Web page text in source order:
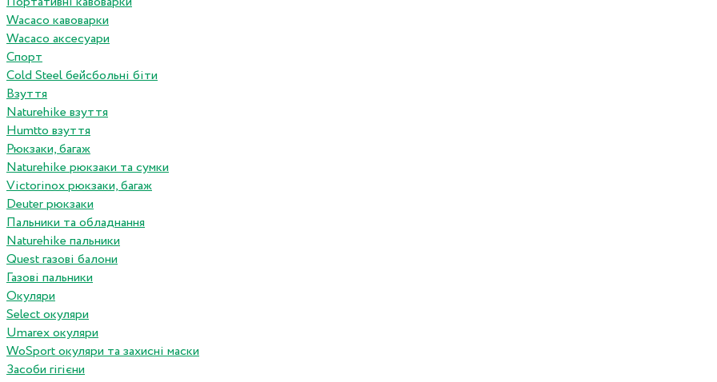
Wacaco кавоварки
Wacaco аксесуари
Спорт
Cold Steel бейсбольні біти
Взуття
Naturehike взуття
Humtto взуття
Рюкзаки, багаж
Naturehike рюкзаки та сумки
Victorinox рюкзаки, багаж
Deuter рюкзаки
Пальники та обладнання
Naturehike пальники
Quest газові балони
Газові пальники
Окуляри
Select окуляри
Umarex окуляри
WoSport окуляри та захисні маски
Засоби гігієни